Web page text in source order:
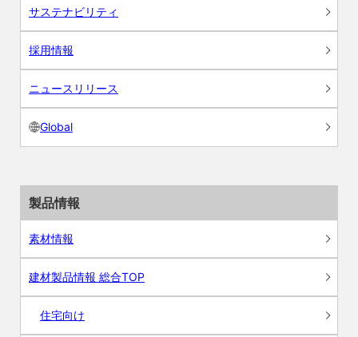
サステナビリティ
採用情報
ニュースリリース
Global
製品情報
素材情報
建材製品情報 総合TOP
住宅向け